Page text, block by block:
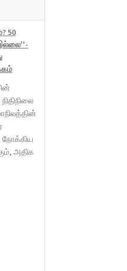
50
நோக்கிய
அதிக